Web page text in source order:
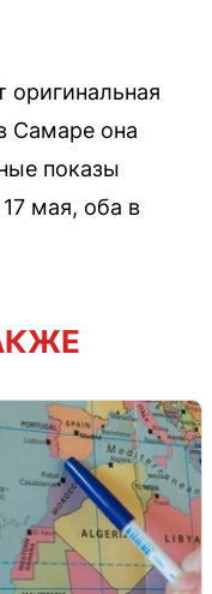
оригинальная
Самаре она
показы
мая, оба в